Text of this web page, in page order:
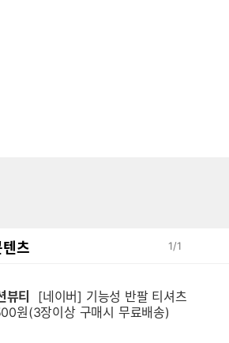
텐츠 1/1
뷰티
원(3장이상 구매시 무료배송)